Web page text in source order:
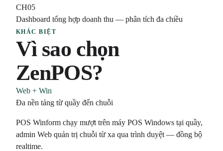
CH05
Dashboard tổng hợp doanh thu — phân tích đa chiều
KHÁC BIỆT
Vì sao chọn
ZenPOS?
Web + Win
Đa nền tảng từ quầy đến chuỗi
POS Winform chạy mượt trên máy POS Windows tại quầy,
admin Web quản trị chuỗi từ xa qua trình duyệt — đồng bộ
realtime.